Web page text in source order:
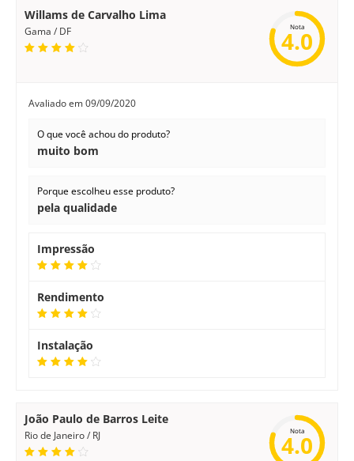
Willams de Carvalho Lima
Gama / DF Nota
4.0
Avaliado em09/09/2020
O que você achou do produto?
muito bom
Porque escolheu esse produto?
pela qualidade
Impressão
Rendimento
Instalação
João Paulo de Barros Leite
Rio de Janeiro / RJ Nota
4.0